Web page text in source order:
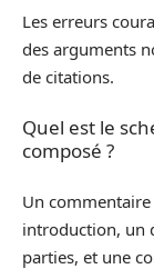
Les erreurs
des arguments
de citations.
Quel est le
composé ?
Un
introduction, un
parties, et une